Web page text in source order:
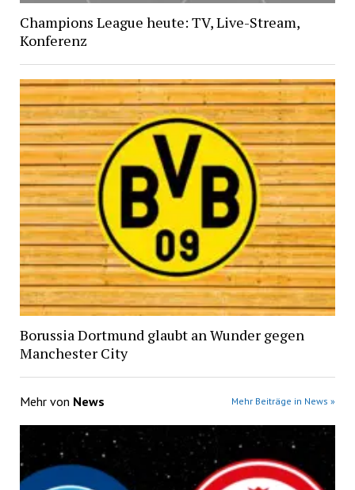
Champions League heute: TV, Live-Stream,
Konferenz
Borussia Dortmund glaubt an Wunder gegen
Manchester City
Mehr von News Mehr Beiträge in News »